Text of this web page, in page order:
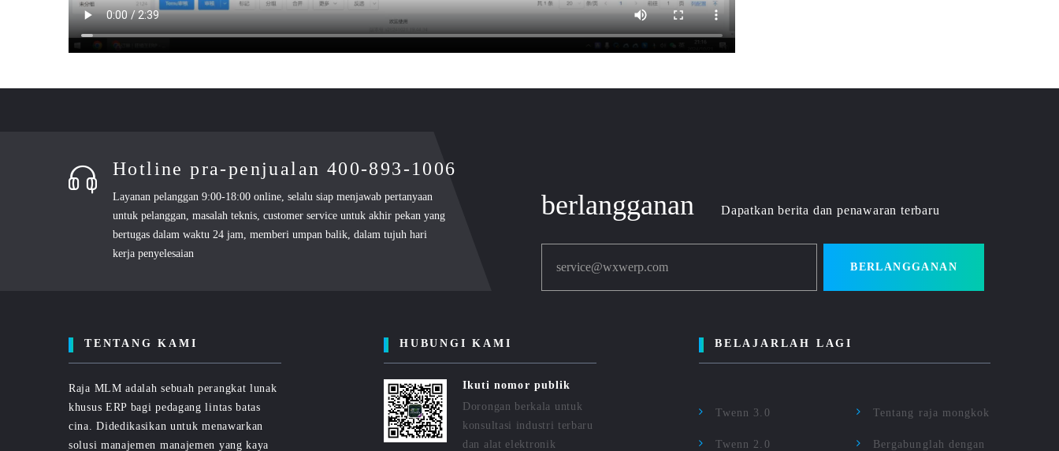
Hotline pra-penjualan 400-893-1006
Layanan pelanggan 9:00-18:00 online, selalu siap menjawab pertanyaan
untuk pelanggan, masalah teknis, customer service untuk akhir pekan yang
bertugas dalam waktu 24 jam, memberi umpan balik, dalam tujuh hari
kerja penyelesaian
berlangganan Dapatkan berita dan penawaran terbaru
service@wxwerp.com BERLANGGANAN
TENTANG KAMI
Raja MLM adalah sebuah perangkat lunak
khusus ERP bagi pedagang lintas batas
cina. Didedikasikan untuk menawarkan
solusi manajemen manajemen yang kaya
HUBUNGI KAMI
Ikuti nomor publik
Dorongan berkala untuk
konsultasi industri terbaru
dan alat elektronik
BELAJARLAH LAGI
Twenn 3.0
Twenn 2.0
Tentang raja mongkok
Bergabunglah dengan